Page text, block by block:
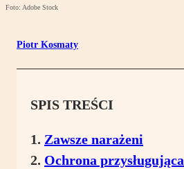
Foto: Adobe Stock
Piotr Kosmaty
SPIS TREŚCI
Zawsze narażeni
Ochrona przysługująca